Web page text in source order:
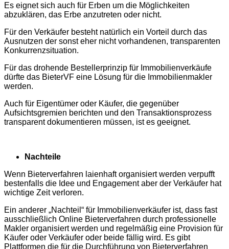
Es eignet sich auch für Erben um die Möglichkeiten
abzuklären, das Erbe anzutreten oder nicht.
Für den Verkäufer besteht natürlich ein Vorteil durch das
Ausnutzen der sonst eher nicht vorhandenen, transparenten
Konkurrenzsituation.
Für das drohende Bestellerprinzip für Immobilienverkäufe
dürfte das BieterVF eine Lösung für die Immobilienmakler
werden.
Auch für Eigentümer oder Käufer, die gegenüber
Aufsichtsgremien berichten und den Transaktionsprozess
transparent dokumentieren müssen, ist es geeignet.
Nachteile
Wenn Bieterverfahren laienhaft organisiert werden verpufft
bestenfalls die Idee und Engagement aber der Verkäufer hat
wichtige Zeit verloren.
Ein anderer „Nachteil“ für Immobilienverkäufer ist, dass fast
ausschließlich Online Bieterverfahren durch professionelle
Makler organisiert werden und regelmäßig eine Provision für
Käufer oder Verkäufer oder beide fällig wird. Es gibt
Plattformen die für die Durchführung von Bieterverfahren